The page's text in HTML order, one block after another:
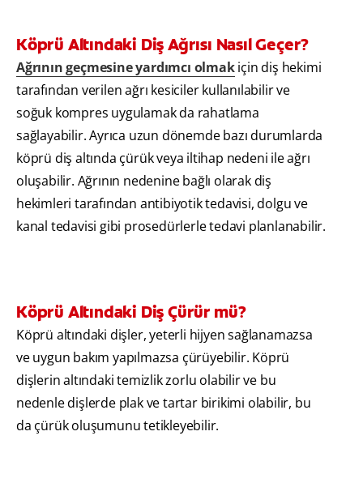
Köprü Altındaki Diş Ağrısı Nasıl Geçer?
Ağrının geçmesine yardımcı olmakiçin diş hekimi
tarafından verilen ağrı kesiciler kullanılabilir ve
soğuk kompres uygulamak da rahatlama
sağlayabilir. Ayrıca uzun dönemde bazı durumlarda
köprü diş altında çürük veya iltihap nedeni ile ağrı
oluşabilir. Ağrının nedenine bağlı olarak diş
hekimleri tarafından antibiyotik tedavisi, dolgu ve
kanal tedavisi gibi prosedürlerle tedavi planlanabilir.
Köprü Altındaki Diş Çürür mü?
Köprü altındaki dişler, yeterli hijyen sağlanamazsa
ve uygun bakım yapılmazsa çürüyebilir. Köprü
dişlerin altındaki temizlik zorlu olabilir ve bu
nedenle dişlerde plak ve tartar birikimi olabilir, bu
da çürük oluşumunu tetikleyebilir.